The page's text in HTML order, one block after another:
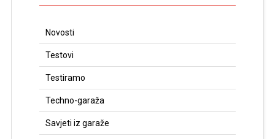
Novosti
Testovi
Testiramo
Techno-garaža
Savjeti iz garaže